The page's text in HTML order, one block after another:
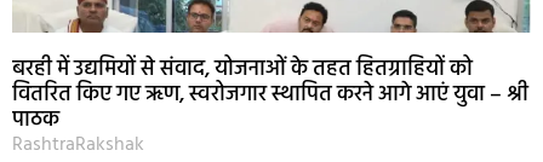
बरही में उद्यमियों से संवाद, योजनाओं के तहत हितग्राहियों को
वितरित किए गए ऋण, स्वरोजगार स्थापित करने आगे आएं युवा – श्री
पाठक
RashtraRakshak